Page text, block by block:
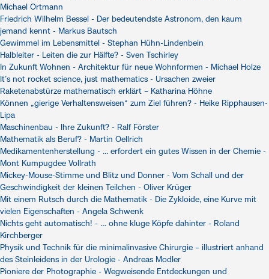
Michael Ortmann
Friedrich Wilhelm Bessel - Der bedeutendste Astronom, den kaum
jemand kennt - Markus Bautsch
Gewimmel im Lebensmittel - Stephan Hühn-Lindenbein
Halbleiter - Leiten die zur Hälfte? - Sven Tschirley
In Zukunft Wohnen - Architektur für neue Wohnformen - Michael Holze
It’s not rocket science, just mathematics - Ursachen zweier
Raketenabstürze mathematisch erklärt – Katharina Höhne
Können „gierige Verhaltensweisen“ zum Ziel führen? - Heike Ripphausen-
Lipa
Maschinenbau - Ihre Zukunft? - Ralf Förster
Mathematik als Beruf? - Martin Oellrich
Medikamentenherstellung - ... erfordert ein gutes Wissen in der Chemie -
Mont Kumpugdee Vollrath
Mickey-Mouse-Stimme und Blitz und Donner - Vom Schall und der
Geschwindigkeit der kleinen Teilchen - Oliver Krüger
Mit einem Rutsch durch die Mathematik - Die Zykloide, eine Kurve mit
vielen Eigenschaften - Angela Schwenk
Nichts geht automatisch! - … ohne kluge Köpfe dahinter - Roland
Kirchberger
Physik und Technik für die minimalinvasive Chirurgie – illustriert anhand
des Steinleidens in der Urologie - Andreas Modler
Pioniere der Photographie - Wegweisende Entdeckungen und